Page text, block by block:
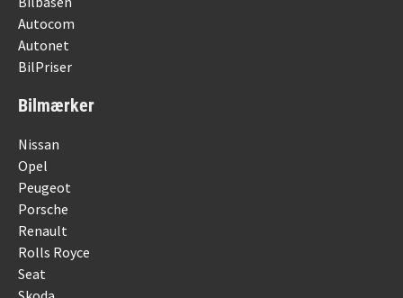
Autocom
Autonet
BilPriser
Bilmærker
Nissan
Opel
Peugeot
Porsche
Renault
Rolls Royce
Seat